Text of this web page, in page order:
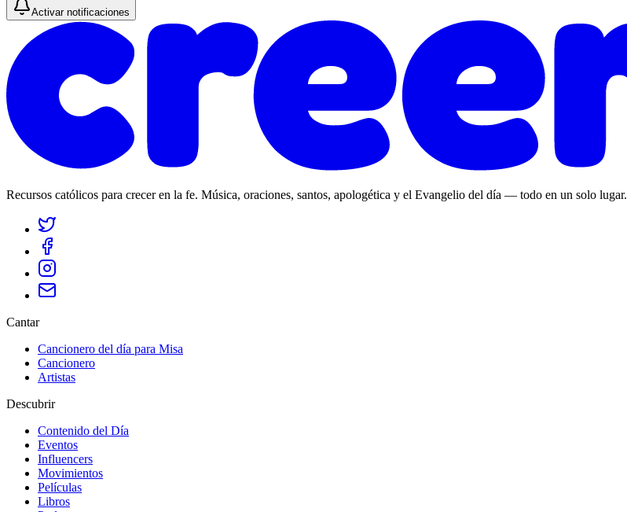
Activar notificaciones
Recursos católicos para crecer en la fe. Música, oraciones, santos, apologética y el Evangelio del día — todo en un solo lugar.
Cantar
Cancionero del día para Misa
Cancionero
Artistas
Descubrir
Contenido del Día
Eventos
Influencers
Movimientos
Películas
Libros